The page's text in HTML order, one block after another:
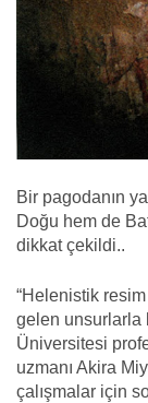
Bir pagodanın
Doğu hem de
dikkat çekildi..
“Helenistik
gelen unsurlarla
Üniversitesi
uzmanı Akira
çalışmalar için